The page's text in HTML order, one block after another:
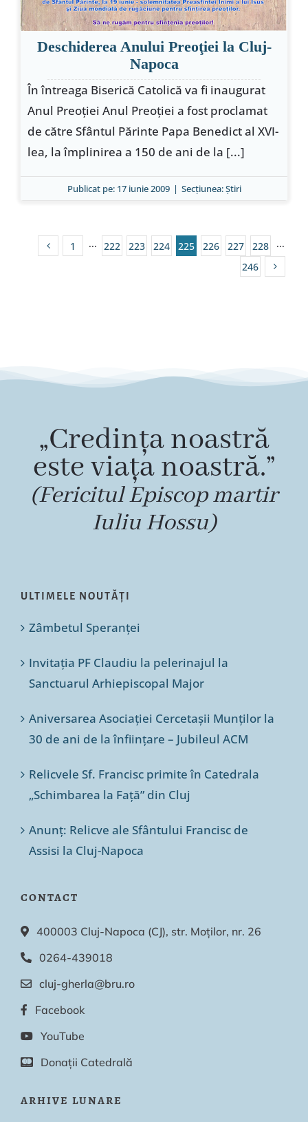
Deschiderea Anului Preoţiei la Cluj-
Napoca
În întreaga Biserică Catolică va fi inaugurat
Anul Preoţiei Anul Preoţiei a fost proclamat
de către Sfântul Părinte Papa Benedict al XVI-
lea, la împlinirea a 150 de ani de la [...]
Publicat pe: 17 iunie 2009 | Secțiunea:Ştiri
1 ··· 222 223 224 225 226 227 228
···
246
„Credința noastră
este viața noastră.”
(Fericitul Episcop martir
Iuliu Hossu)
ULTIMELE NOUTĂȚI
Zâmbetul Speranței
Invitația PF Claudiu la pelerinajul la
Sanctuarul Arhiepiscopal Major
Aniversarea Asociației Cercetașii Munților la
30 de ani de la înființare – Jubileul ACM
Relicvele Sf. Francisc primite în Catedrala
„Schimbarea la Față” din Cluj
Anunț: Relicve ale Sfântului Francisc de
Assisi la Cluj-Napoca
CONTACT
400003 Cluj-Napoca (CJ), str. Moților, nr. 26
0264-439018
cluj-gherla@bru.ro
Facebook
YouTube
Donații Catedrală
ARHIVE LUNARE